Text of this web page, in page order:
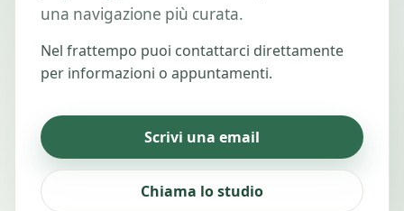
una navigazione più curata.
Nel frattempo puoi contattarci direttamente
per informazioni o appuntamenti.
Scrivi una email
Chiama lo studio